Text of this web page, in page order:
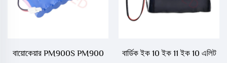
বায়োকেয়ার PM900S PM900
বার্ডিক ইক 10 ইক 11 ইক 10 এলিট